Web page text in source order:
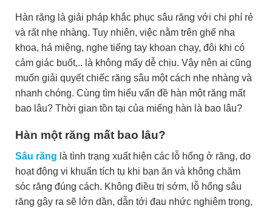
Hàn răng là giải pháp khắc phục sâu răng với chi phí rẻ
và rất nhẹ nhàng. Tuy nhiên, việc nằm trên ghế nha
khoa, há miệng, nghe tiếng tay khoan chạy, đôi khi có
cảm giác buốt,.. là không mấy dễ chịu. Vậy nên ai cũng
muốn giải quyết chiếc răng sâu một cách nhẹ nhàng và
nhanh chóng. Cùng tìm hiểu vấn đề hàn một răng mất
bao lâu? Thời gian tồn tại của miếng hàn là bao lâu?
Hàn một răng mất bao lâu?
Sâu răng là tình trạng xuất hiện các lỗ hổng ở răng, do
hoạt động vi khuẩn tích tụ khi bạn ăn và không chăm
sóc răng đúng cách. Không điều trị sớm, lỗ hổng sâu
răng gây ra sẽ lớn dần, dẫn tới đau nhức nghiêm trọng,